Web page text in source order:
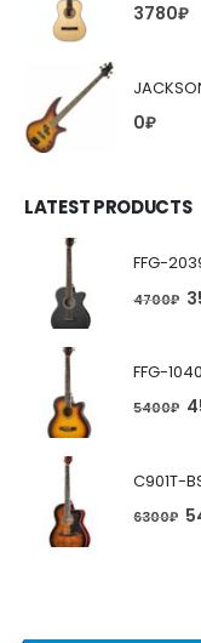
3780₽
0₽
LATEST PRODUCTS
FFG-
4700₽
5400₽
6300₽